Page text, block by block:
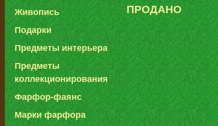
Живопись
Подарки
Предметы интерьера
Предметы
коллекционирования
Фарфор-фаянс
Марки фарфора
ПРОДАНО